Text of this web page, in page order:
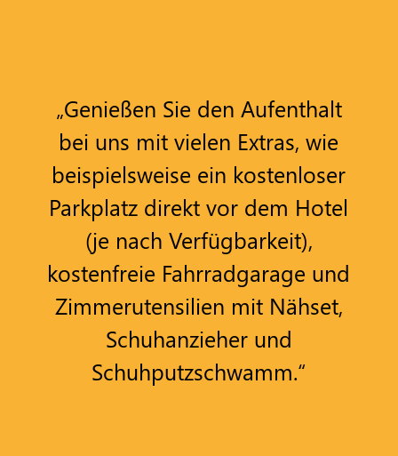
„Genießen Sie den Aufenthalt
bei uns mit vielen Extras, wie
beispielsweise ein kostenloser
Parkplatz direkt vor dem Hotel
(je nach Verfügbarkeit),
kostenfreie Fahrradgarage und
Zimmerutensilien mit Nähset,
Schuhanzieher und
Schuhputzschwamm.“